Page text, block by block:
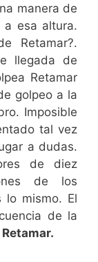
manera de
a esa altura.
Retamar?.
llegada de
Retamar
golpeo a la
Imposible
tal vez
a dudas.
de diez
de los
lo mismo. El
de la